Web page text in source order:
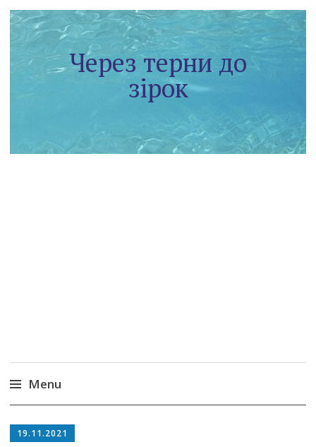
Через терни до
зірок
Menu
to
19.11.2021